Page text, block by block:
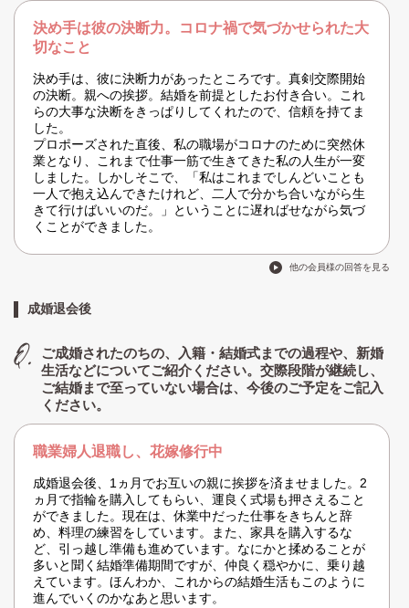
決め手は彼の決断力。コロナ禍で気づかせられた大
切なこと
決め手は、彼に決断力があったところです。真剣交際開始
の決断。親への挨拶。結婚を前提としたお付き合い。これ
らの大事な決断をきっぱりしてくれたので、信頼を持てま
した。
プロポーズされた直後、私の職場がコロナのために突然休
業となり、これまで仕事一筋で生きてきた私の人生が一変
しました。しかしそこで、「私はこれまでしんどいことも
一人で抱え込んできたけれど、二人で分かち合いながら生
きて行けばいいのだ。」ということに遅ればせながら気づ
くことができました。
他の会員様の回答を見る
成婚退会後
ご成婚されたのちの、入籍・結婚式までの過程や、新婚
生活などについてご紹介ください。交際段階が継続し、
ご結婚まで至っていない場合は、今後のご予定をご記入
ください。
職業婦人退職し、花嫁修行中
成婚退会後、1ヵ月でお互いの親に挨拶を済ませました。2
ヵ月で指輪を購入してもらい、運良く式場も押さえること
ができました。現在は、休業中だった仕事をきちんと辞
め、料理の練習をしています。また、家具を購入するな
ど、引っ越し準備も進めています。なにかと揉めることが
多いと聞く結婚準備期間ですが、仲良く穏やかに、乗り越
えています。ほんわか、これからの結婚生活もこのように
進んでいくのかなあと思います。